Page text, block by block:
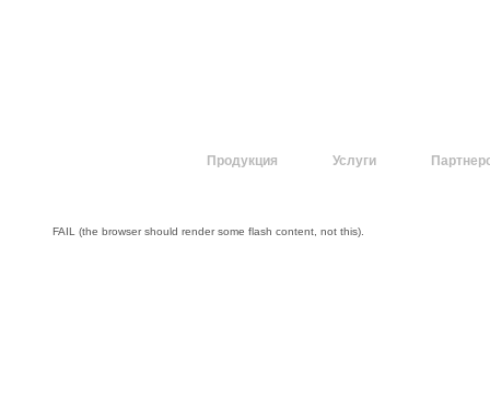
Продукция Услуги
FAIL (the browser should render some flash content, not this).